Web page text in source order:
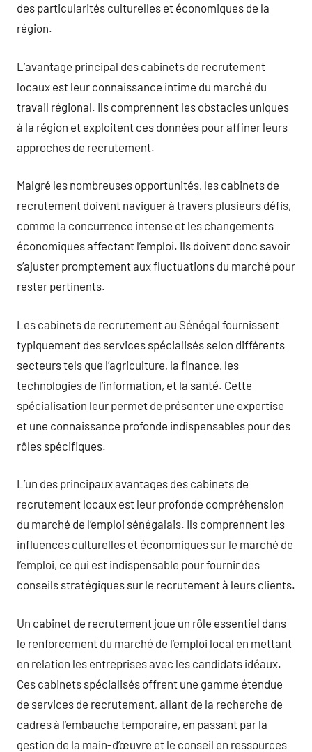
des particularités culturelles et économiques de la
région.
L’avantage principal des cabinets de recrutement
locaux est leur connaissance intime du marché du
travail régional. Ils comprennent les obstacles uniques
à la région et exploitent ces données pour affiner leurs
approches de recrutement.
Malgré les nombreuses opportunités, les cabinets de
recrutement doivent naviguer à travers plusieurs défis,
comme la concurrence intense et les changements
économiques affectant l’emploi. Ils doivent donc savoir
s’ajuster promptement aux fluctuations du marché pour
rester pertinents.
Les cabinets de recrutement au Sénégal fournissent
typiquement des services spécialisés selon différents
secteurs tels que l’agriculture, la finance, les
technologies de l’information, et la santé. Cette
spécialisation leur permet de présenter une expertise
et une connaissance profonde indispensables pour des
rôles spécifiques.
L’un des principaux avantages des cabinets de
recrutement locaux est leur profonde compréhension
du marché de l’emploi sénégalais. Ils comprennent les
influences culturelles et économiques sur le marché de
l’emploi, ce qui est indispensable pour fournir des
conseils stratégiques sur le recrutement à leurs clients.
Un cabinet de recrutement joue un rôle essentiel dans
le renforcement du marché de l’emploi local en mettant
en relation les entreprises avec les candidats idéaux.
Ces cabinets spécialisés offrent une gamme étendue
de services de recrutement, allant de la recherche de
cadres à l’embauche temporaire, en passant par la
gestion de la main-d’œuvre et le conseil en ressources